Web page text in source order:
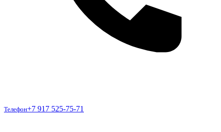
Телефон
Телефон+7 917 525-75-71